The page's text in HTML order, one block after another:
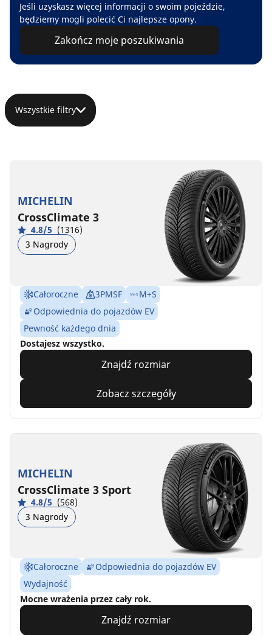
Jeśli uzyskasz więcej informacji o swoim pojeździe,
będziemy mogli polecić Ci najlepsze opony.
Zakończ moje poszukiwania
Wszystkie filtry
MICHELIN
CrossClimate 3
4.8/5 (1316)
3 Nagrody
Całoroczne 3PMSF
M+S
Odpowiednia do pojazdów EV
Pewność każdego dnia
Dostajesz wszystko.
Znajdź rozmiar
Zobacz szczegóły
MICHELIN
CrossClimate 3 Sport
4.8/5 (568)
3 Nagrody
Całoroczne
Odpowiednia do pojazdów EV
Wydajność
Mocne wrażenia przez cały rok.
Znajdź rozmiar